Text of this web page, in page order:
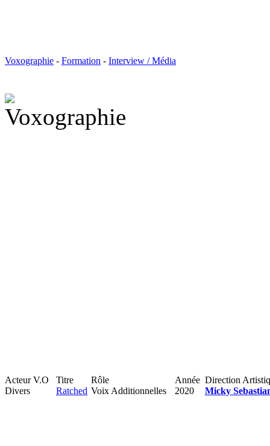
Voxographie - Formation - Interview / Média
Acteur V.O Titre Rôle Année Direction
Divers
Ratched Voix Additionnelles 2020 Micky